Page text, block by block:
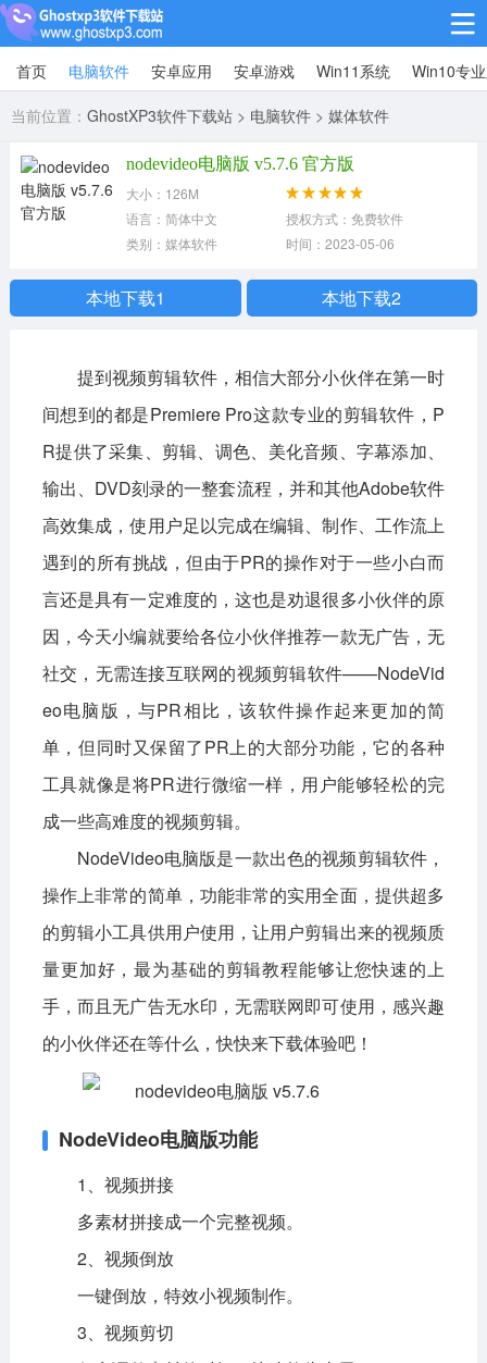
Win10专业版
Win10纯净版
Win11系统
win11下载64位 win11下载32位
安卓游戏
动作射击 经营策略 体育竞技
角色扮演 棋牌桌游
安卓应用
影音播放 系统工具 社交通讯
主题美化 新闻阅读 摄影图像
生活实用 运动健康
电脑软件
图形图像 媒体软件
安全软件 游戏娱乐 聊天软件
编程开发
首页 电脑软件 安卓应用 安卓游戏 Win11系统 Win10专
当前位置： GhostXP3软件下载站 > 电脑软件 > 媒体软件
nodevideo电脑版 v5.7.6 官方版
大小：126M
语言：简体中文
授权方式：免费软件
类别：媒体软件
时间：2023-05-06
本地下载1 本地下载2
提到视频剪辑软件，相信大部分小伙伴在第一时
间想到的都是Premiere Pro这款专业的剪辑软件，P
R提供了采集、剪辑、调色、美化音频、字幕添加、
输出、DVD刻录的一整套流程，并和其他Adobe软件
高效集成，使用户足以完成在编辑、制作、工作流上
遇到的所有挑战，但由于PR的操作对于一些小白而
言还是具有一定难度的，这也是劝退很多小伙伴的原
因，今天小编就要给各位小伙伴推荐一款无广告，无
社交，无需连接互联网的视频剪辑软件——NodeVid
eo电脑版，与PR相比，该软件操作起来更加的简
单，但同时又保留了PR上的大部分功能，它的各种
工具就像是将PR进行微缩一样，用户能够轻松的完
成一些高难度的视频剪辑。
NodeVideo电脑版是一款出色的视频剪辑软件，
操作上非常的简单，功能非常的实用全面，提供超多
的剪辑小工具供用户使用，让用户剪辑出来的视频质
量更加好，最为基础的剪辑教程能够让您快速的上
手，而且无广告无水印，无需联网即可使用，感兴趣
的小伙伴还在等什么，快快来下载体验吧！
NodeVideo电脑版功能
1、视频拼接
多素材拼接成一个完整视频。
2、视频倒放
一键倒放，特效小视频制作。
3、视频剪切